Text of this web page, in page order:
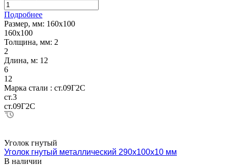
Подробнее
Размер, мм: 160х100
160х100
Толщина, мм: 2
2
Длина, м: 12
6
12
Марка стали : ст.09Г2С
ст.3
ст.09Г2С
Уголок гнутый
Уголок гнутый металлический 290х100х10 мм
В наличии